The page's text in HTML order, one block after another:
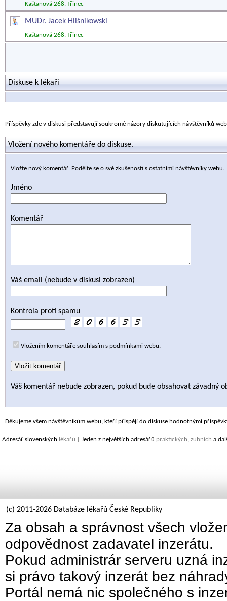
Kaštanová 268, Třinec
MUDr. Jacek Hliśnikowski
Kaštanová 268, Třinec
Diskuse k lékaři
Příspěvky zde v diskusi představují soukromé názory diskutujících návštěvníků
Vložení nového komentáře do diskuse.
Vložte nový komentář. Podělte se o své zkušenosti s ostatními návštěvníky webu.
Jméno
Komentář
Váš email (nebude v diskusi zobrazen)
Kontrola proti spamu
Vložením komentáře souhlasím s podmínkami webu.
Váš komentář nebude zobrazen, pokud bude obsahovat závadný
Děkujeme všem návštěvníkům webu, kteří přispějí do diskuse hodnotnými
Adresář slovenských lékařů | Jeden z největších adresářů praktických, zubních a
(c) 2011-2026 Databáze lékařů České Republiky
Za obsah a správnost všech
odpovědnost zadavatel inzerátu.
Pokud administrár serveru uzná
si právo takový inzerát bez
Portál nemá nic společného s